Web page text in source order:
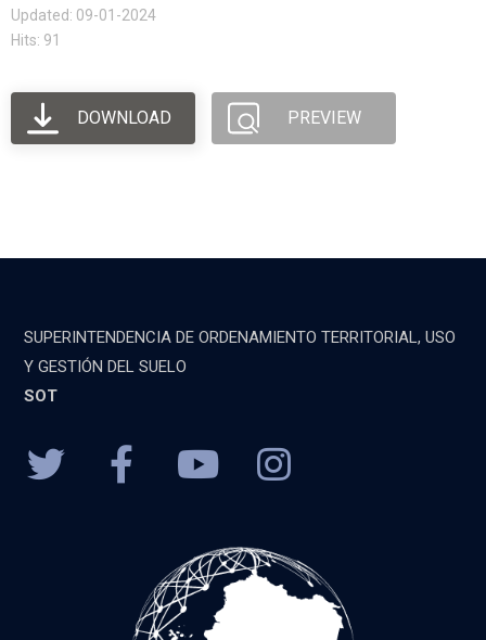
Updated: 09-01-2024
Hits: 91
DOWNLOAD PREVIEW
SUPERINTENDENCIA DE ORDENAMIENTO TERRITORIAL, USO
Y GESTIÓN DEL SUELO
SOT